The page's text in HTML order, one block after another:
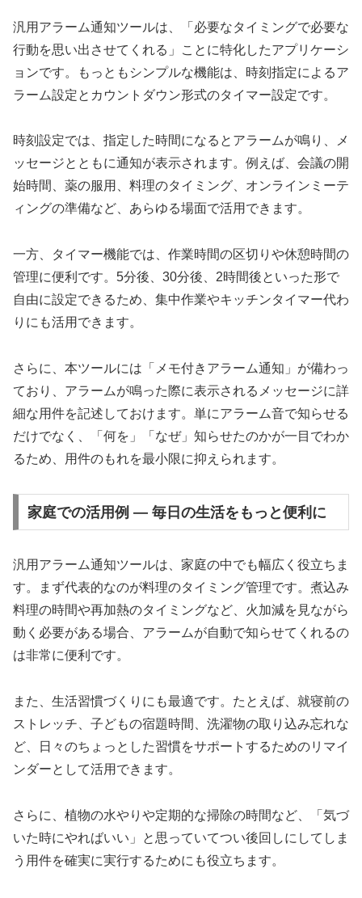
汎用アラーム通知ツールは、「必要なタイミングで必要な
行動を思い出させてくれる」ことに特化したアプリケーシ
ョンです。もっともシンプルな機能は、時刻指定によるア
ラーム設定とカウントダウン形式のタイマー設定です。
時刻設定では、指定した時間になるとアラームが鳴り、メ
ッセージとともに通知が表示されます。例えば、会議の開
始時間、薬の服用、料理のタイミング、オンラインミーテ
ィングの準備など、あらゆる場面で活用できます。
一方、タイマー機能では、作業時間の区切りや休憩時間の
管理に便利です。5分後、30分後、2時間後といった形で
自由に設定できるため、集中作業やキッチンタイマー代わ
りにも活用できます。
さらに、本ツールには「メモ付きアラーム通知」が備わっ
ており、アラームが鳴った際に表示されるメッセージに詳
細な用件を記述しておけます。単にアラーム音で知らせる
だけでなく、「何を」「なぜ」知らせたのかが一目でわか
るため、用件のもれを最小限に抑えられます。
家庭での活用例 ― 毎日の生活をもっと便利に
汎用アラーム通知ツールは、家庭の中でも幅広く役立ちま
す。まず代表的なのが料理のタイミング管理です。煮込み
料理の時間や再加熱のタイミングなど、火加減を見ながら
動く必要がある場合、アラームが自動で知らせてくれるの
は非常に便利です。
また、生活習慣づくりにも最適です。たとえば、就寝前の
ストレッチ、子どもの宿題時間、洗濯物の取り込み忘れな
ど、日々のちょっとした習慣をサポートするためのリマイ
ンダーとして活用できます。
さらに、植物の水やりや定期的な掃除の時間など、「気づ
いた時にやればいい」と思っていてつい後回しにしてしま
う用件を確実に実行するためにも役立ちます。